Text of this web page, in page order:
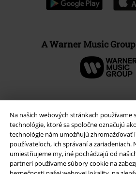
Na našich webových stránkach používame
technológie, ktoré sa spoločne označujú
technológie nám umožňujú zhromažďovať
používateľoch, ich správaní a zariadeniach.
umiestňujeme my, iné pochádzajú od
partneri používame súbory cookie na
A Warner Music